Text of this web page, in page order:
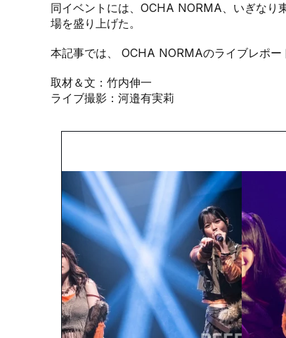
同イベントには、OCHA NORMA、いぎなり
場を盛り上げた。
本記事では、 OCHA NORMAのライブレポー
取材＆文：竹内伸一
ライブ撮影：河邉有実莉